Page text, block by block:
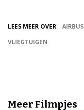
LEES MEER OVER AIRBUS
VLIEGTUIGEN
Meer Filmpjes